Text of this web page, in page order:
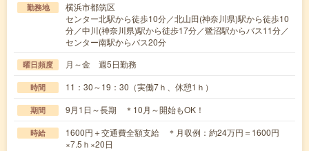
勤務地
横浜市都筑区
センター北駅から徒歩10分／北山田(神奈川県)駅から徒歩10
分／中川(神奈川県)駅から徒歩17分／鷺沼駅からバス11分／
センター南駅からバス20分
曜日頻度 月～金 週5日勤務
時間 11：30～19：30（実働7ｈ、休憩1ｈ）
期間 9月1日～長期 ＊10月～開始もOK！
時給
1600円＋交通費全額支給 ＊月収例：約24万円＝1600円
×7.5ｈ×20日